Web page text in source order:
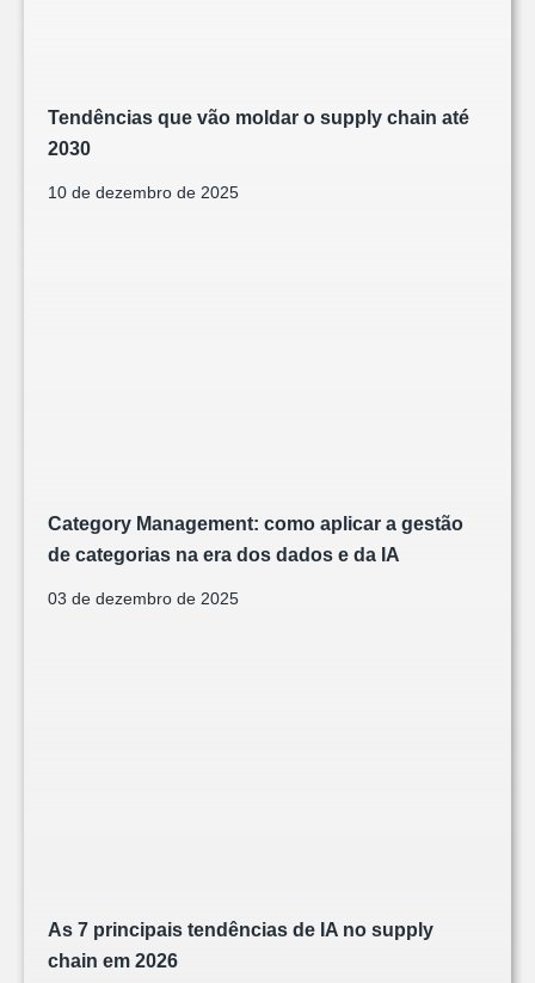
Tendências que vão moldar o supply chain até
2030
10 de dezembro de 2025
Category Management: como aplicar a gestão
de categorias na era dos dados e da IA
03 de dezembro de 2025
As 7 principais tendências de IA no supply
chain em 2026